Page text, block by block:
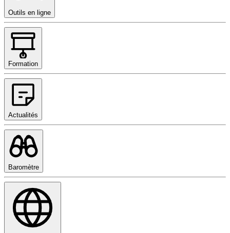
Outils en ligne
Formation
Actualités
Baromètre